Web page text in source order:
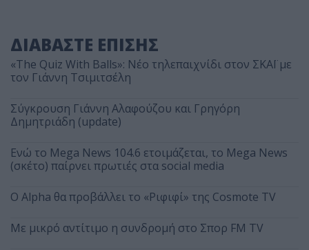
ΔΙΑΒΑΣΤΕ ΕΠΙΣΗΣ
«The Quiz With Balls»: Νέο τηλεπαιχνίδι στον ΣΚΑΪ με
τον Γιάννη Τσιμιτσέλη
Σύγκρουση Γιάννη Αλαφούζου και Γρηγόρη
Δημητριάδη (update)
Ενώ το Mega News 104.6 ετοιμάζεται, το Mega News
(σκέτο) παίρνει πρωτιές στα social media
Ο Alpha θα προβάλλει το «Ριφιφί» της Cosmote TV
Με μικρό αντίτιμο η συνδρομή στο Σπορ FM TV